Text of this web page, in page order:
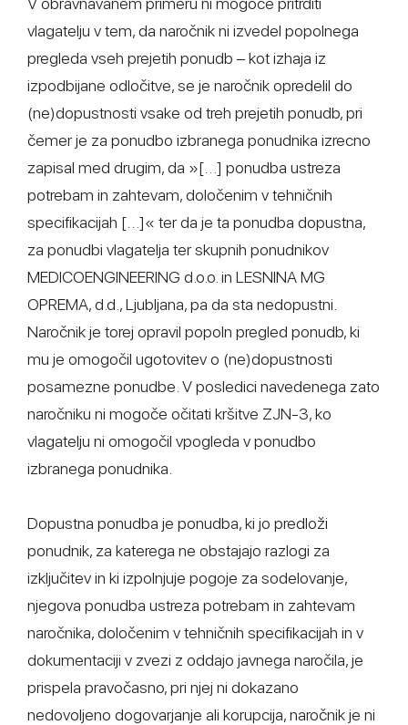
vlagatelju v tem, da naročnik ni izvedel popolnega
pregleda vseh prejetih ponudb – kot izhaja iz
izpodbijane odločitve, se je naročnik opredelil do
(ne)dopustnosti vsake od treh prejetih ponudb, pri
čemer je za ponudbo izbranega ponudnika izrecno
zapisal med drugim, da »[…] ponudba ustreza
potrebam in zahtevam, določenim v tehničnih
specifikacijah […]« ter da je ta ponudba dopustna,
za ponudbi vlagatelja ter skupnih ponudnikov
MEDICOENGINEERING d.o.o. in LESNINA MG
OPREMA, d.d., Ljubljana, pa da sta nedopustni.
Naročnik je torej opravil popoln pregled ponudb, ki
mu je omogočil ugotovitev o (ne)dopustnosti
posamezne ponudbe. V posledici navedenega zato
naročniku ni mogoče očitati kršitve ZJN-3, ko
vlagatelju ni omogočil vpogleda v ponudbo
izbranega ponudnika.
Dopustna ponudba je ponudba, ki jo predloži
ponudnik, za katerega ne obstajajo razlogi za
izključitev in ki izpolnjuje pogoje za sodelovanje,
njegova ponudba ustreza potrebam in zahtevam
naročnika, določenim v tehničnih specifikacijah in v
dokumentaciji v zvezi z oddajo javnega naročila, je
prispela pravočasno, pri njej ni dokazano
nedovoljeno dogovarjanje ali korupcija, naročnik je ni